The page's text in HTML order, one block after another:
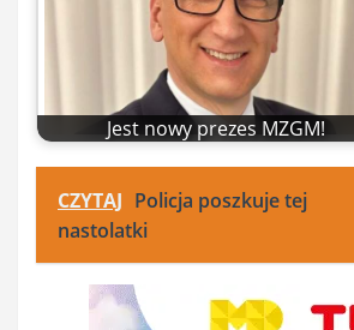
Jest nowy prezes MZGM!
CZYTAJ Policja poszkuje tej
nastolatki